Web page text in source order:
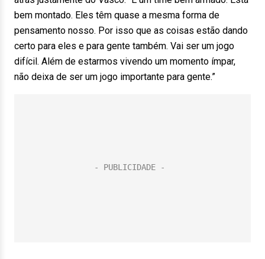
bem montado. Eles têm quase a mesma forma de
pensamento nosso. Por isso que as coisas estão dando
certo para eles e para gente também. Vai ser um jogo
difícil. Além de estarmos vivendo um momento ímpar,
não deixa de ser um jogo importante para gente.”